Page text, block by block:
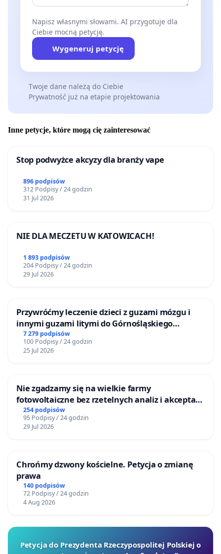
Napisz własnymi słowami. AI przygotuje dla
Ciebie mocną petycję.
Wygeneruj petycję
Twoje dane należą do Ciebie
Prywatność już na etapie projektowania
Inne petycje, które mogą cię zainteresować
Stop podwyżce akcyzy dla branży vape
896 podpisów
312 Podpisy / 24 godzin
31 Jul 2026
NIE DLA MECZETU W KATOWICACH!
1 893 podpisów
204 Podpisy / 24 godzin
29 Jul 2026
Przywróćmy leczenie dzieci z guzami mózgu i
innymi guzami litymi do Górnośląskiego
Centrum Zdrowia Dziecka w Katowicach
7 279 podpisów
100 Podpisy / 24 godzin
25 Jul 2026
Nie zgadzamy się na wielkie farmy
fotowoltaiczne bez rzetelnych analiz i akceptacji
mieszkańców
254 podpisów
95 Podpisy / 24 godzin
29 Jul 2026
Chrońmy dzwony kościelne. Petycja o zmianę
prawa
140 podpisów
72 Podpisy / 24 godzin
4 Aug 2026
Petycja do Prezydenta Rzeczypospolitej Polskiej o